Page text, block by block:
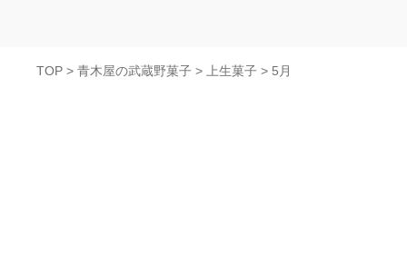
TOP > 青木屋の武蔵野菓子 > 上生菓子 > 5月